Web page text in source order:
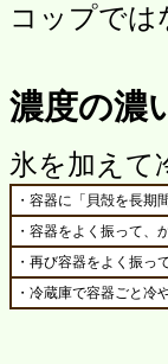
コップでは
濃度の濃
氷を加えて
・容器に「貝殻を長期
・容器をよく振って、
・再び容器をよく振っ
・冷蔵庫で容器ごと冷